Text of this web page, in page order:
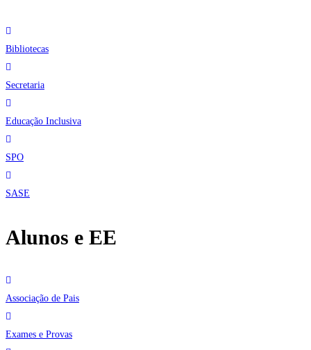
Bibliotecas
Secretaria
Educação Inclusiva
SPO
SASE
Alunos e EE
Associação de Pais
Exames e Provas